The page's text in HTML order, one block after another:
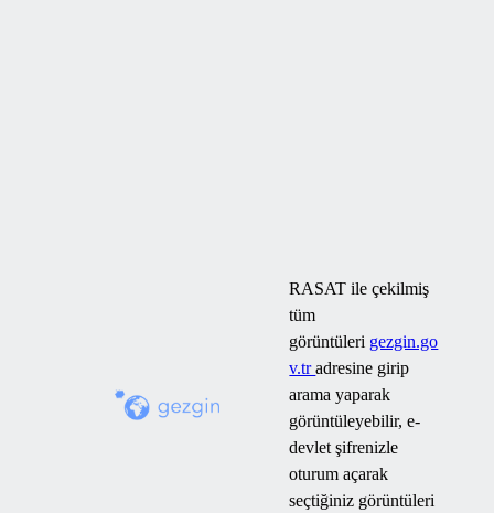
RASAT ile çekilmiş
tüm
görüntüleri gezgin.go
v.tradresine girip
arama yaparak
görüntüleyebilir, e-
devlet şifrenizle
oturum açarak
seçtiğiniz görüntüleri